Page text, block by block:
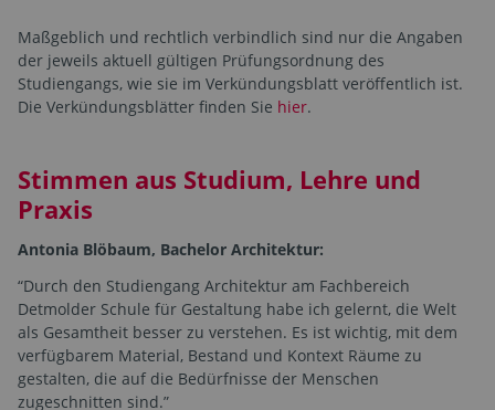
Maßgeblich und rechtlich verbindlich sind nur die Angaben
der jeweils aktuell gültigen Prüfungsordnung des
Studiengangs, wie sie im Verkündungsblatt veröffentlich ist.
Die Verkündungsblätter finden Sie hier.
Stimmen aus Studium, Lehre und
Praxis
Antonia Blöbaum, Bachelor Architektur:
“Durch den Studiengang Architektur am Fachbereich
Detmolder Schule für Gestaltung habe ich gelernt, die Welt
als Gesamtheit besser zu verstehen. Es ist wichtig, mit dem
verfügbarem Material, Bestand und Kontext Räume zu
gestalten, die auf die Bedürfnisse der Menschen
zugeschnitten sind.”